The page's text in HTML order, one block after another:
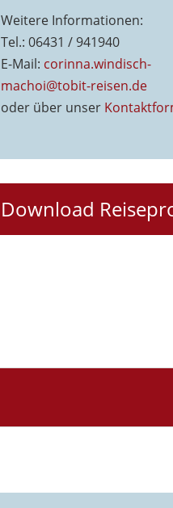
Weitere Informationen:
Tel.: 06431 / 941940
E-Mail: corinna.windisch-
machoi@tobit-reisen.de
oder über unser
Download